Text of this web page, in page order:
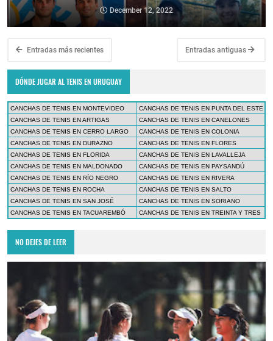
December 12, 2022
Entradas más recientes Entradas antiguas
DÓNDE JUGAR AL TENIS EN URUGUAY
CANCHAS DE TENIS EN MONTEVIDEO
CANCHAS DE TENIS EN PUNTA DEL ESTE
CANCHAS DE TENIS EN ARTIGAS
CANCHAS DE TENIS EN CANELONES
CANCHAS DE TENIS EN CERRO LARGO
CANCHAS DE TENIS EN COLONIA
CANCHAS DE TENIS EN DURAZNO
CANCHAS DE TENIS EN FLORES
CANCHAS DE TENIS EN FLORIDA
CANCHAS DE TENIS EN LAVALLEJA
CANCHAS DE TENIS EN MALDONADO
CANCHAS DE TENIS EN PAYSANDÚ
CANCHAS DE TENIS EN RÍO NEGRO
CANCHAS DE TENIS EN RIVERA
CANCHAS DE TENIS EN ROCHA
CANCHAS DE TENIS EN SALTO
CANCHAS DE TENIS EN SAN JOSÉ
CANCHAS DE TENIS EN SORIANO
CANCHAS DE TENIS EN TACUAREMBÓ
CANCHAS DE TENIS EN TREINTA Y TRES
NO DEJES DE LEER